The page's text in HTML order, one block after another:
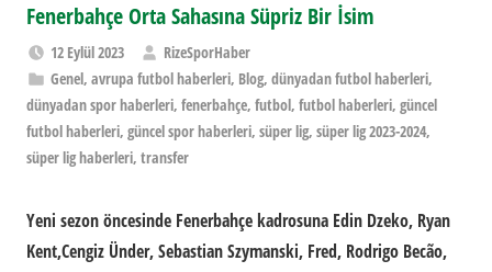
Fenerbahçe Orta Sahasına Süpriz Bir İsim
12 Eylül 2023
RizeSporHaber
Genel,avrupa futbol haberleri, Blog,dünyadan futbol haberleri,
dünyadan spor haberleri, fenerbahçe, futbol, futbol haberleri, güncel
futbol haberleri, güncel spor haberleri, süper lig, süper lig 2023-2024,
süper lig haberleri, transfer
Yeni sezon öncesinde Fenerbahçe kadrosuna Edin Dzeko, Ryan
Kent,Cengiz Ünder, Sebastian Szymanski, Fred, Rodrigo Becão,